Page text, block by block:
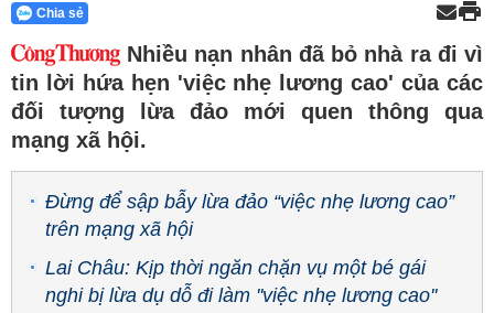
Chia sẻ
Nhiều nạn nhân đã bỏ nhà ra đi vì
tin lời hứa hẹn 'việc nhẹ lương cao' của các
đối tượng lừa đảo mới quen thông qua
mạng xã hội.
Đừng để sập bẫy lừa đảo “việc nhẹ lương cao”
trên mạng xã hội
Lai Châu: Kịp thời ngăn chặn vụ một bé gái
nghi bị lừa dụ dỗ đi làm ''việc nhẹ lương cao''